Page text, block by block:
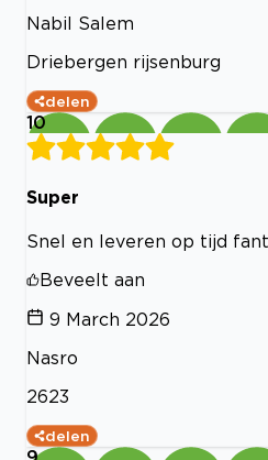
Nabil Salem
Driebergen rijsenburg
delen
10
Super
Snel en leveren op tijd
Beveelt aan
9 March 2026
Nasro
2623
delen